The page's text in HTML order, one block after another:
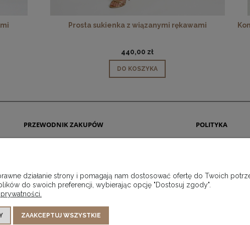
Prosta sukienka z wiązanymi rękawami
440,00 zł
DO KOSZYKA
PRZEWODNIK ZAKUPÓW
Wysyłka
Zwrot i wymiana
POLITYKA
działanie strony i pomagają nam dostosować ofertę do Twoich
do swoich preferencji, wybierając opcję "Dostosuj zgody".
ZAAKCEPTUJ WSZYSTKIE